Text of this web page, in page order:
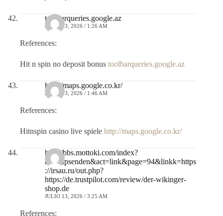
toolbarqueries.google.az
JULIO 13, 2026 / 1:26 AM
References:
Hit n spin no deposit bonus toolbarqueries.google.az
http://maps.google.co.kr/
JULIO 13, 2026 / 1:46 AM
References:
Hitnspin casino live spiele http://maps.google.co.kr/
http://bbs.mottoki.com/index?
bbs=hpsenden&act=link&page=94&linkk=https
://irsau.ru/out.php?
https://de.trustpilot.com/review/der-wikinger-
shop.de
JULIO 13, 2026 / 3:25 AM
References: